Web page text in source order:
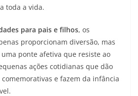
toda a vida.
para pais e filhos, os
proporcionam diversão, mas
ponte afetiva que resiste ao
ações cotidianas que dão
e fazem da infância